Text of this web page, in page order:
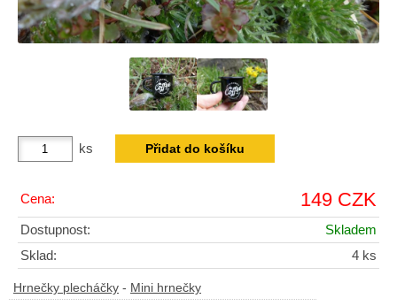
ks
Cena: 149 CZK
Dostupnost:
Skladem
Sklad:
4 ks
Hrnečky plecháčky - Mini hrnečky